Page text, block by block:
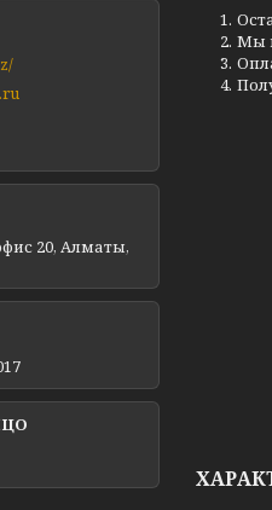
Мы
20, Алматы,